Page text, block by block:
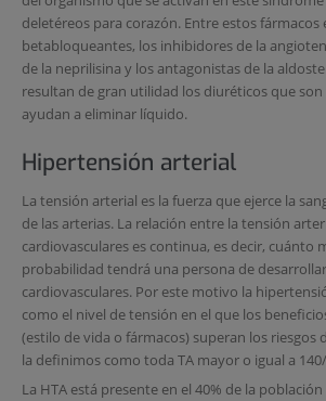
deletéreos para corazón. Entre estos
betabloqueantes, los inhibidores de la
de la neprilisina y los antagonistas de la
resultan de gran utilidad los diuréticos que
ayudan a eliminar líquido.
Hipertensión arterial
La tensión arterial es la fuerza que ejerce la
de las arterias. La relación entre la tensión
cardiovasculares es continua, es decir, cuánto
probabilidad tendrá una persona de
cardiovasculares. Por este motivo la
como el nivel de tensión en el que los
(estilo de vida o fármacos) superan los riesgos
la definimos como toda TA mayor o igual a
La HTA está presente en el 40% de la